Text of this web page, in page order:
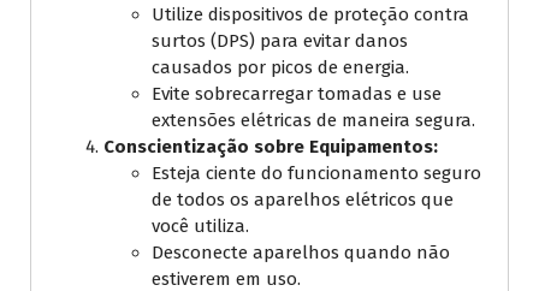
Utilize dispositivos de proteção contra
surtos (DPS) para evitar danos
causados por picos de energia.
Evite sobrecarregar tomadas e use
extensões elétricas de maneira segura.
Conscientização sobre Equipamentos:
Esteja ciente do funcionamento seguro
de todos os aparelhos elétricos que
você utiliza.
Desconecte aparelhos quando não
estiverem em uso.